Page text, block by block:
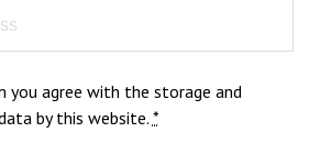
you agree with the storage and
by this website. *